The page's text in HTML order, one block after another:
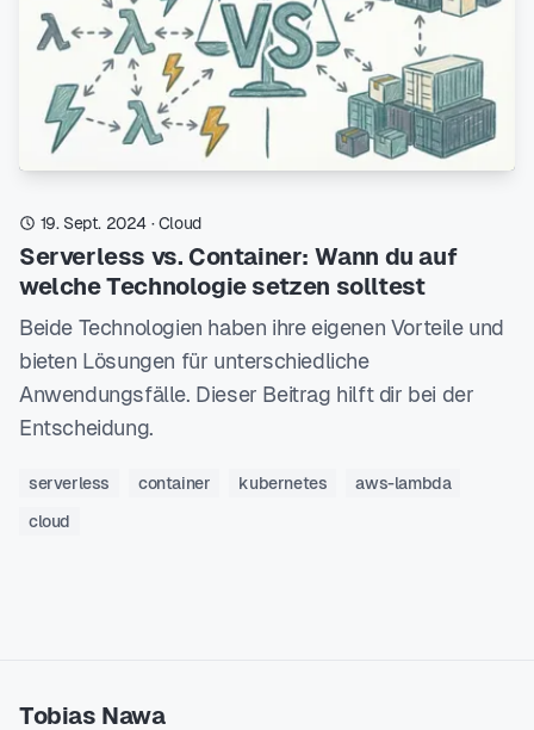
19. Sept. 2024 ·Cloud
Serverless vs. Container: Wann du auf
welche Technologie setzen solltest
Beide Technologien haben ihre eigenen Vorteile und
bieten Lösungen für unterschiedliche
Anwendungsfälle. Dieser Beitrag hilft dir bei der
Entscheidung.
serverless container kubernetes
aws-lambda
cloud
Tobias Nawa